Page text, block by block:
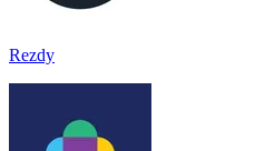
Rezdy